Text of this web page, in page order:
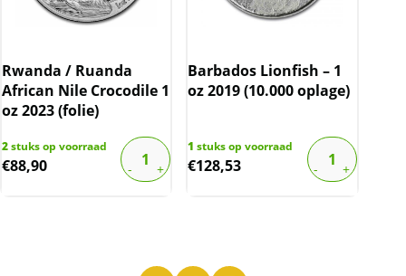
Rwanda / Ruanda
African Nile Crocodile 1
oz 2023 (folie)
2stuks op voorraad
€88,90
Barbados Lionfish – 1
oz 2019 (10.000 oplage)
1 stuks op voorraad
€128,53